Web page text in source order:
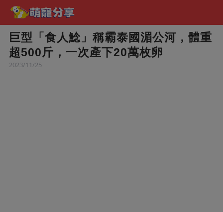
巨型「食人鯰」稱霸泰國湄公河，體重
超500斤，一次產下20萬枚卵
2023/11/25